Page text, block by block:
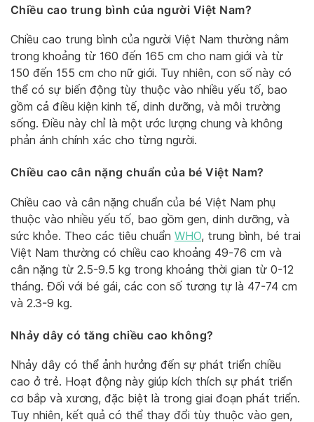
Chiều cao trung bình của người Việt Nam?
Chiều cao trung bình của người Việt Nam thường nằm
trong khoảng từ 160 đến 165 cm cho nam giới và từ
150 đến 155 cm cho nữ giới. Tuy nhiên, con số này có
thể có sự biến động tùy thuộc vào nhiều yếu tố, bao
gồm cả điều kiện kinh tế, dinh dưỡng, và môi trường
sống. Điều này chỉ là một ước lượng chung và không
phản ánh chính xác cho từng người.
Chiều cao cân nặng chuẩn của bé Việt Nam?
Chiều cao và cân nặng chuẩn của bé Việt Nam phụ
thuộc vào nhiều yếu tố, bao gồm gen, dinh dưỡng, và
sức khỏe. Theo các tiêu chuẩn WHO, trung bình, bé trai
Việt Nam thường có chiều cao khoảng 49-76 cm và
cân nặng từ 2.5-9.5 kg trong khoảng thời gian từ 0-12
tháng. Đối với bé gái, các con số tương tự là 47-74 cm
và 2.3-9 kg.
Nhảy dây có tăng chiều cao không?
Nhảy dây có thể ảnh hưởng đến sự phát triển chiều
cao ở trẻ. Hoạt động này giúp kích thích sự phát triển
cơ bắp và xương, đặc biệt là trong giai đoạn phát triển.
Tuy nhiên, kết quả có thể thay đổi tùy thuộc vào gen,